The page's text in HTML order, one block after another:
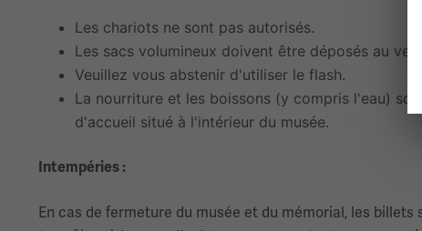
Les chariots ne sont pas autorisés.
Les sacs volumineux doivent être déposés au
Veuillez vous abstenir d'utiliser le flash.
La nourriture et les boissons (y compris l'eau)
d'accueil situé à l'intérieur du musée.
Intempéries :
En cas de fermeture du musée et du mémorial, les